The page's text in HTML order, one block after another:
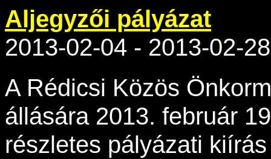
Aljegyzői pályázat
2013-02-04 - 2013-02-28
A Rédicsi Közös
állására 2013. február
részletes pályázati